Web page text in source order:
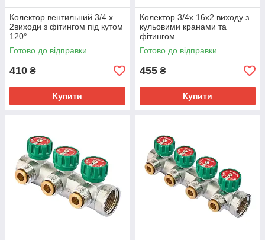
Колектор вентильний 3/4 х
2виходи з фітингом під кутом
120°
Готово до відправки
410 ₴
Купити
Колектор 3/4х 16х2 виходу з
кульовими кранами та
фітингом
Готово до відправки
455 ₴
Купити